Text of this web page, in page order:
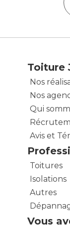
Toiture
Nos
Nos
Qui
Avis et
Toitures
Isolations
Autres
Vous